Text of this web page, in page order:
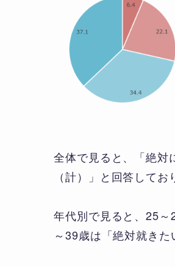
全体で見ると、「絶対
（計）」と回答して
年代別で見ると、25
～39歳は「絶対就きた